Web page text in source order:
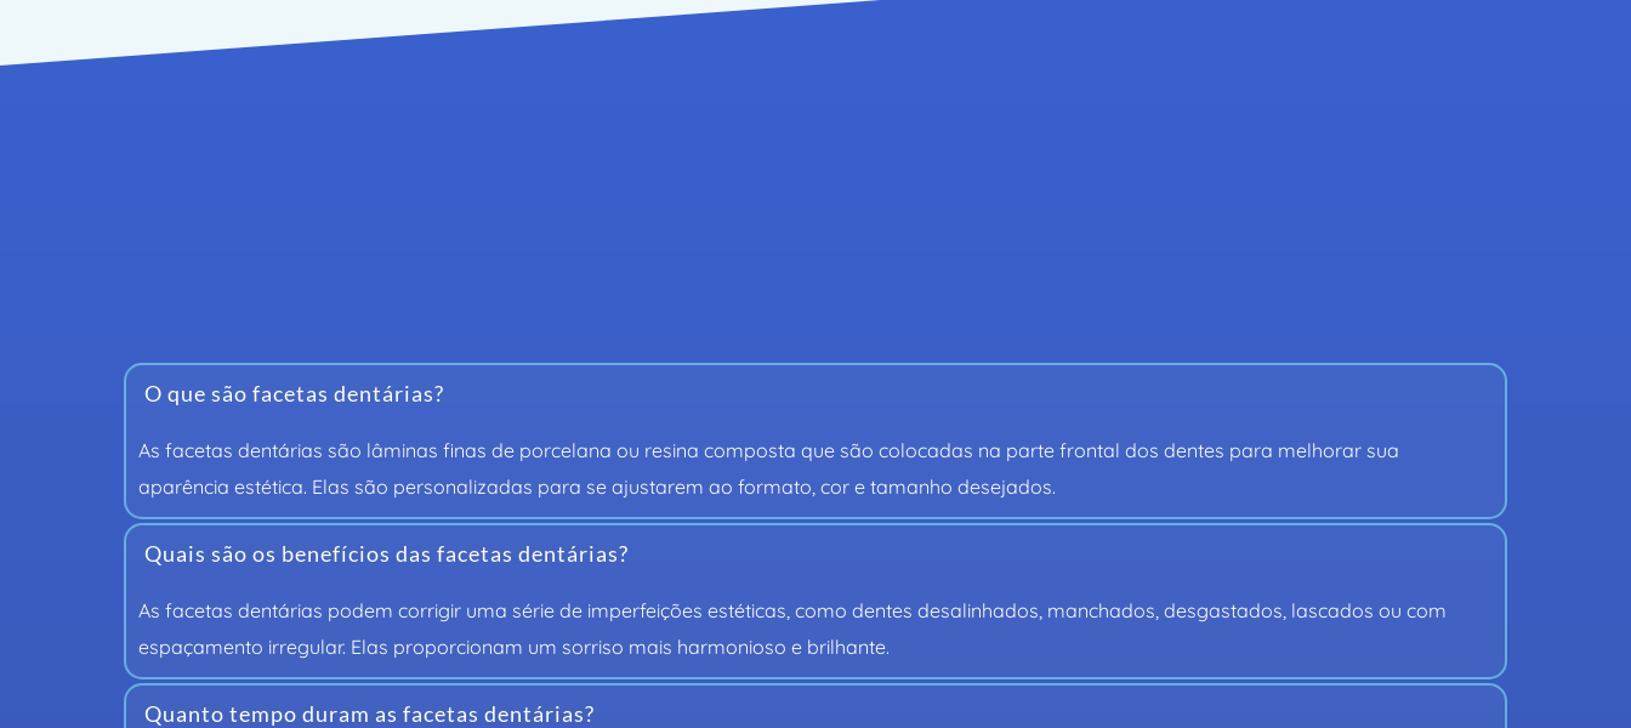
O que são facetas dentárias?
As facetas dentárias são lâminas finas de porcelana ou resina composta que são colocadas na parte frontal dos dentes para melhorar sua
aparência estética. Elas são personalizadas para se ajustarem ao formato, cor e tamanho desejados.
Quais são os benefícios das facetas dentárias?
As facetas dentárias podem corrigir uma série de imperfeições estéticas, como dentes desalinhados, manchados, desgastados, lascados ou com
espaçamento irregular. Elas proporcionam um sorriso mais harmonioso e brilhante.
Quanto tempo duram as facetas dentárias?